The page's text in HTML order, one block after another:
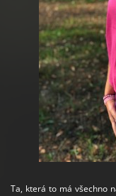
Ta, která to má všechno